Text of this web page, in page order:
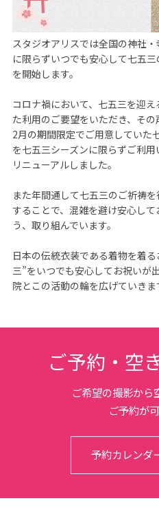
スタジオアリスでは全国の神社
に限らずいつでも安心して七五
を開始します。
コロナ禍において、七五三を迎
た利用のご要望をいただき、そ
2月の期間限定でご用意していた
を七五三シーズンに限らずご利
リニューアルしました。
また年間通して七五三のご祈祷
することで、混雑を避け安心し
う、取り組んでいます。
日本の伝統衣装である着物を着
三”をいつでも安心してお祝いが
院とこの活動の輪を広げていきま
ご予約・空
ご希望の撮影から
ご予約が
予約カレンダ